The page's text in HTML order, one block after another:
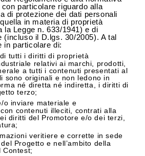
particolare riguardo alla
di protezione dei dati personali
in materia di proprietà
la Legge n. 633/1941) e di
(incluso il D.lgs. 30/2005). A tal
in particolare di:
tutti i diritti di proprietà
relativi ai marchi, prodotti,
a tutti i contenuti presentati al
sono originali e non ledono in
né diretta né indiretta, i diritti di
terzo;
o inviare materiale e
contenuti illeciti, contrati alla
diritti del Promotore e/o dei terzi,
veritiere e corrette in sede
Progetto e nell’ambito della
Contest;